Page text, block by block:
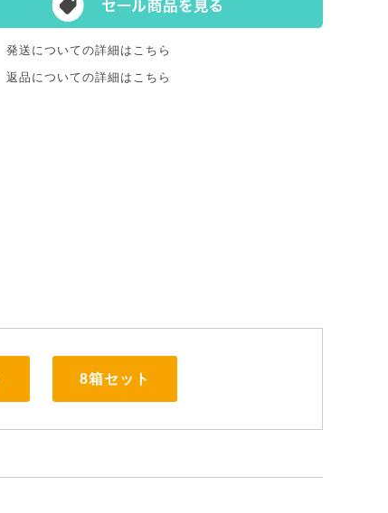
発送についての詳細はこちら
返品についての詳細はこちら
8箱セット